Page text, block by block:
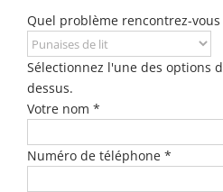
Quel problème rencontrez-vous
Sélectionnez l'une des options
dessus.
Votre nom *
Numéro de téléphone *